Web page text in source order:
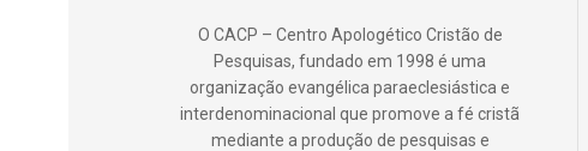
O CACP – Centro Apologético Cristão de
Pesquisas, fundado em 1998 é uma
organização evangélica paraeclesiástica e
interdenominacional que promove a fé cristã
mediante a produção de pesquisas e